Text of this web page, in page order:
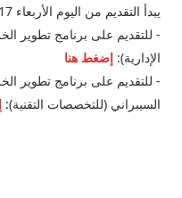
يبدأ التقديم من اليوم الأربعاء 1443/1/17هـ من خلال الروابط التالية:
- للتقديم على برنامج تطوير
الإدارية):إضغط هنا
- للتقديم على برنامج تطوير
السيبراني (للتخصصات التقنية):